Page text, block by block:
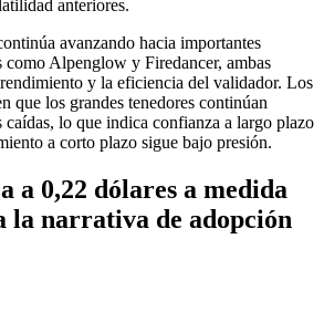
anteriores.
avanzando hacia importantes
como Alpenglow y Firedancer, ambas
y la eficiencia del validador. Los
que los grandes tenedores continúan
caídas, lo que indica confianza a largo plazo
a corto plazo sigue bajo presión.
a 0,22 dólares a medida
la narrativa de adopción